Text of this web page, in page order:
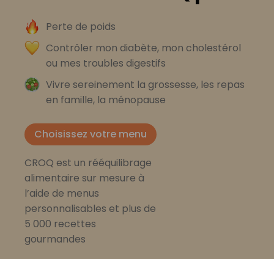
Perte de poids
Contrôler mon diabète, mon cholestérol
ou mes troubles digestifs
Vivre sereinement la grossesse, les repas
en famille, la ménopause
Choisissez votre menu
CROQ est un rééquilibrage
alimentaire sur mesure à
l’aide de menus
personnalisables et plus de
5 000 recettes
gourmandes